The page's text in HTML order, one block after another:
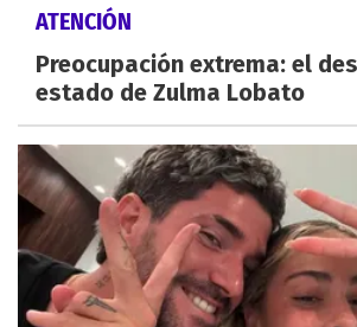
ATENCIÓN
Preocupación extrema: el
estado de Zulma Lobato